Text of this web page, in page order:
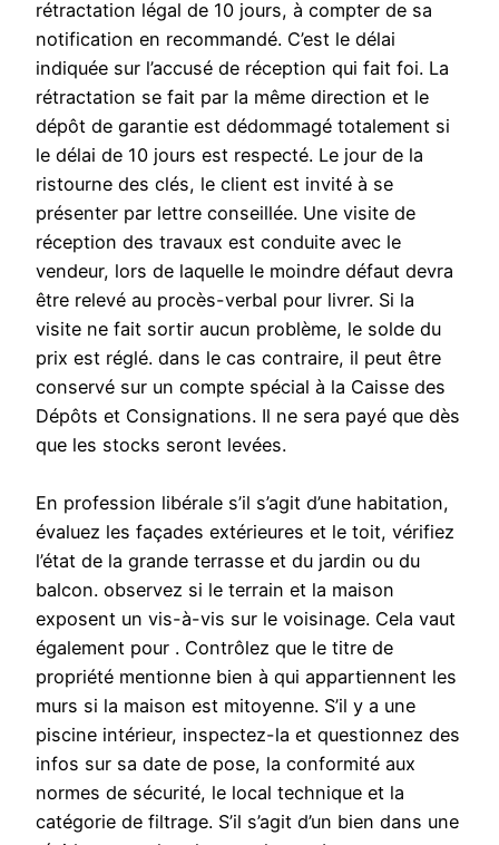
rétractation légal de 10 jours, à compter de sa
notification en recommandé. C’est le délai
indiquée sur l’accusé de réception qui fait foi. La
rétractation se fait par la même direction et le
dépôt de garantie est dédommagé totalement si
le délai de 10 jours est respecté. Le jour de la
ristourne des clés, le client est invité à se
présenter par lettre conseillée. Une visite de
réception des travaux est conduite avec le
vendeur, lors de laquelle le moindre défaut devra
être relevé au procès-verbal pour livrer. Si la
visite ne fait sortir aucun problème, le solde du
prix est réglé. dans le cas contraire, il peut être
conservé sur un compte spécial à la Caisse des
Dépôts et Consignations. Il ne sera payé que dès
que les stocks seront levées.
En profession libérale s’il s’agit d’une habitation,
évaluez les façades extérieures et le toit, vérifiez
l’état de la grande terrasse et du jardin ou du
balcon. observez si le terrain et la maison
exposent un vis-à-vis sur le voisinage. Cela vaut
également pour . Contrôlez que le titre de
propriété mentionne bien à qui appartiennent les
murs si la maison est mitoyenne. S’il y a une
piscine intérieur, inspectez-la et questionnez des
infos sur sa date de pose, la conformité aux
normes de sécurité, le local technique et la
catégorie de filtrage. S’il s’agit d’un bien dans une